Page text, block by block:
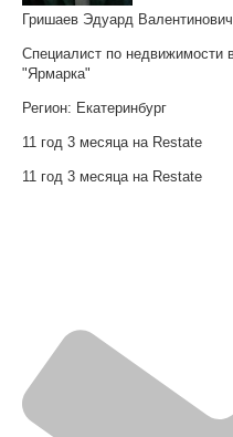
Гришаев Эдуард Валентинович
Специалист по недвижимости
"Ярмарка"
Регион: Екатеринбург
11 год 3 месяца на Restate
11 год 3 месяца на Restate